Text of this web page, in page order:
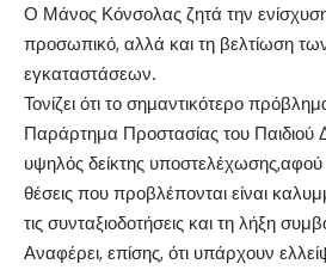
Ο Μάνος Κόνσολας ζητά την
προσωπικό, αλλά και τη βελτίωση
εγκαταστάσεων.
Τονίζει ότι το σημαντικότερο
Παράρτημα Προστασίας του Παιδιού
υψηλός δείκτης υποστελέχωσης,αφού
θέσεις που προβλέπονται είναι
τις συνταξιοδοτήσεις και τη λήξη
Αναφέρει, επίσης, ότι υπάρχουν